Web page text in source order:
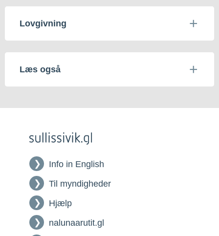
Lovgivning
Læs også
Info in English
Til myndigheder
Hjælp
nalunaarutit.gl